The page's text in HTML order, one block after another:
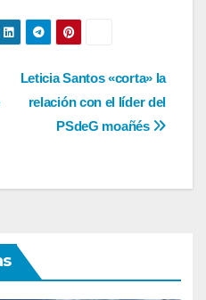
Leticia Santos «corta» la
relación con el líder del
PSdeG moañés